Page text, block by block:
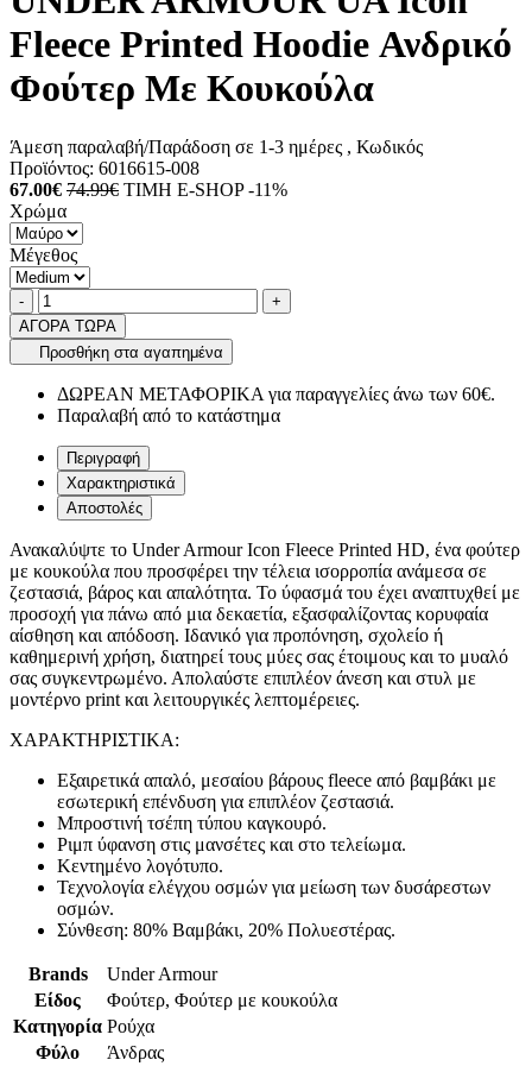
Fleece Printed Hoodie Ανδρικό
Φούτερ Με Κουκούλα
Άμεση παραλαβή/Παράδοση σε 1-3 ημέρες , Κωδικός
Προϊόντος: 6016615-008
67.00€ 74.99€ ΤΙΜΗ E-SHOP -11%
Χρώμα
Μέγεθος
Ποσότητα
-product.increase.quantity +
ΑΓΟΡΑ ΤΩΡΑ
Προσθήκη στα αγαπημένα
ΔΩΡΕΑΝ ΜΕΤΑΦΟΡΙΚΑ για παραγγελίες άνω των 60€.
Παραλαβή από το κατάστημα
Περιγραφή
Χαρακτηριστικά
Αποστολές
Ανακαλύψτε το Under Armour Icon Fleece Printed HD, ένα φούτερ
με κουκούλα που προσφέρει την τέλεια ισορροπία ανάμεσα σε
ζεστασιά, βάρος και απαλότητα. Το ύφασμά του έχει αναπτυχθεί με
προσοχή για πάνω από μια δεκαετία, εξασφαλίζοντας κορυφαία
αίσθηση και απόδοση. Ιδανικό για προπόνηση, σχολείο ή
καθημερινή χρήση, διατηρεί τους μύες σας έτοιμους και το μυαλό
σας συγκεντρωμένο. Απολαύστε επιπλέον άνεση και στυλ με
μοντέρνο print και λειτουργικές λεπτομέρειες.
ΧΑΡΑΚΤΗΡΙΣΤΙΚΑ:
Εξαιρετικά απαλό, μεσαίου βάρους fleece από βαμβάκι με
εσωτερική επένδυση για επιπλέον ζεστασιά.
Μπροστινή τσέπη τύπου καγκουρό.
Ριμπ ύφανση στις μανσέτες και στο τελείωμα.
Κεντημένο λογότυπο.
Τεχνολογία ελέγχου οσμών για μείωση των δυσάρεστων
οσμών.
Σύνθεση: 80% Βαμβάκι, 20% Πολυεστέρας.
Brands
Under Armour
Είδος
Φούτερ, Φούτερ με κουκούλα
Κατηγορία Ρούχα
Φύλο
Άνδρας